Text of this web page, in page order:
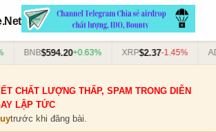
.Net
BNB$594.20+0.63% XRP$2.37-1.45%
CHẤT LƯỢNG THẤP, SPAM TRONG DIỄN
LẬP TỨC
trước khi đăng bài.